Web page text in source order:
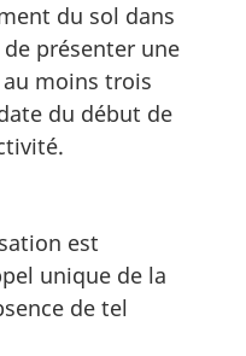
du sol dans
présenter une
moins trois
du début de
est
unique de la
de tel